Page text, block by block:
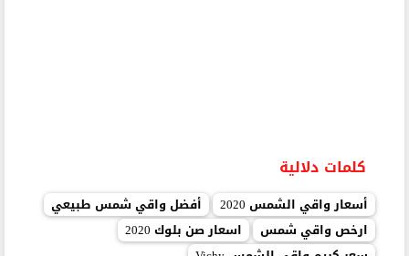
كلمات دلالية
أسعار واقي الشمس 2020
أفضل واقي شمس طبيعي
ارخص واقي شمس
اسعار صن بلوك 2020